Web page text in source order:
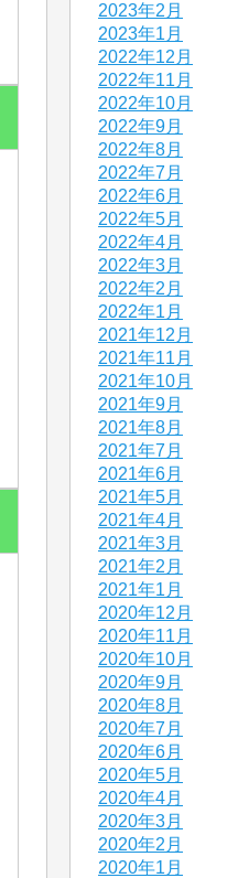
2023年2月
2023年1月
2022年12月
2022年11月
2022年10月
2022年9月
2022年8月
2022年7月
2022年6月
2022年5月
2022年4月
2022年3月
2022年2月
2022年1月
2021年12月
2021年11月
2021年10月
2021年9月
2021年8月
2021年7月
2021年6月
2021年5月
2021年4月
2021年3月
2021年2月
2021年1月
2020年12月
2020年11月
2020年10月
2020年9月
2020年8月
2020年7月
2020年6月
2020年5月
2020年4月
2020年3月
2020年2月
2020年1月